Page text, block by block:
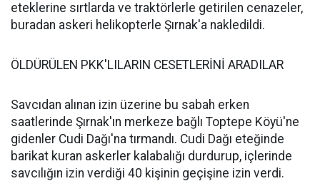
eteklerine sırtlarda ve traktörlerle getirilen cenazeler,
buradan askeri helikopterle Şırnak'a nakledildi.
ÖLDÜRÜLEN PKK'LILARIN CESETLERİNİ ARADILAR
Savcıdan alınan izin üzerine bu sabah erken
saatlerinde Şırnak'ın merkeze bağlı Toptepe Köyü'ne
gidenler Cudi Dağı'na tırmandı. Cudi Dağı eteğinde
barikat kuran askerler kalabalığı durdurup, içlerinde
savcılığın izin verdiği 40 kişinin geçişine izin verdi.